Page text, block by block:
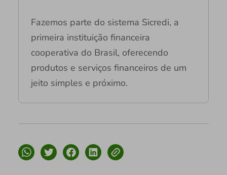
Fazemos parte do sistema Sicredi, a
primeira instituição financeira
cooperativa do Brasil, oferecendo
produtos e serviços financeiros de um
jeito simples e próximo.